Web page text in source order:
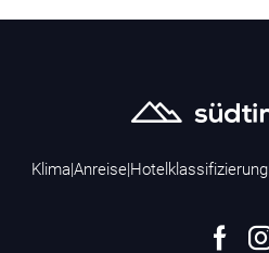
Klima Anreise| Hotelklassifizierung|